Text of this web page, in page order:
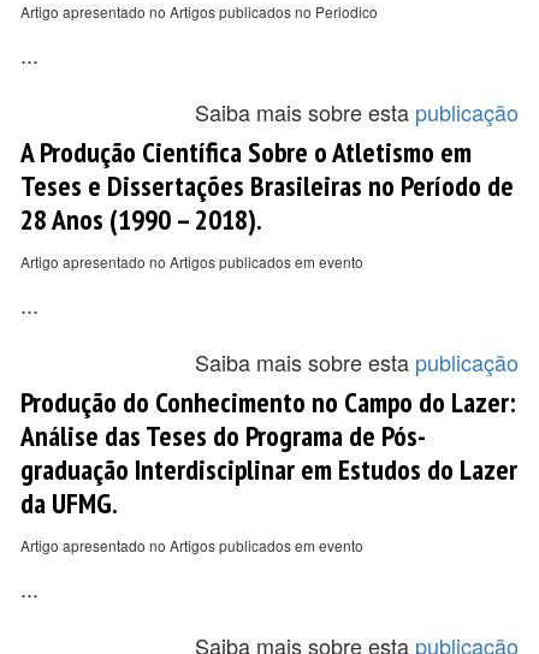
Artigo apresentado no Artigos publicados no Periodico
...
Saiba mais sobre esta publicação
A Produção Científica Sobre o Atletismo em
Teses e Dissertações Brasileiras no Período de
28 Anos (1990 – 2018).
Artigo apresentado no Artigos publicados em evento
...
Saiba mais sobre esta publicação
Produção do Conhecimento no Campo do Lazer:
Análise das Teses do Programa de Pós-
graduação Interdisciplinar em Estudos do Lazer
da UFMG.
Artigo apresentado no Artigos publicados em evento
...
Saiba mais sobre esta publicação